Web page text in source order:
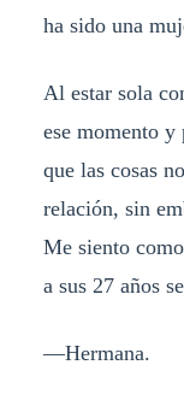
ha sido una
Al estar sola
ese momento y
que las cosas
relación, sin
Me siento
a sus 27 años
—Hermana.